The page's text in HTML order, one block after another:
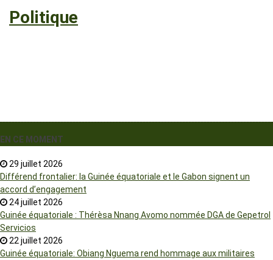
Politique
EN CE MOMENT
29 juillet 2026
Différend frontalier: la Guinée équatoriale et le Gabon signent un
accord d’engagement
24 juillet 2026
Guinée équatoriale : Thérèsa Nnang Avomo nommée DGA de Gepetrol
Servicios
22 juillet 2026
Guinée équatoriale: Obiang Nguema rend hommage aux militaires